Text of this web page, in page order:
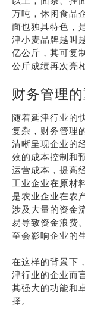
万吨，休闲食品
面也独具特色，
津小麦品牌越叫
亿公斤，其可复
公斤成绩再次亮
财务管理
随着延津行业的
复杂，财务管理
清晰呈现企业的
效的成本控制和
运营成本，提高
工业企业在原材
是农业企业在农
涉及大量的资金
易导致资金浪费
至会影响企业的
在这样的背景下
津行业的企业而
其强大的功能和
择。